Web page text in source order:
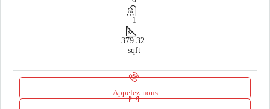
1
379.32
sqft
Appelez-nous